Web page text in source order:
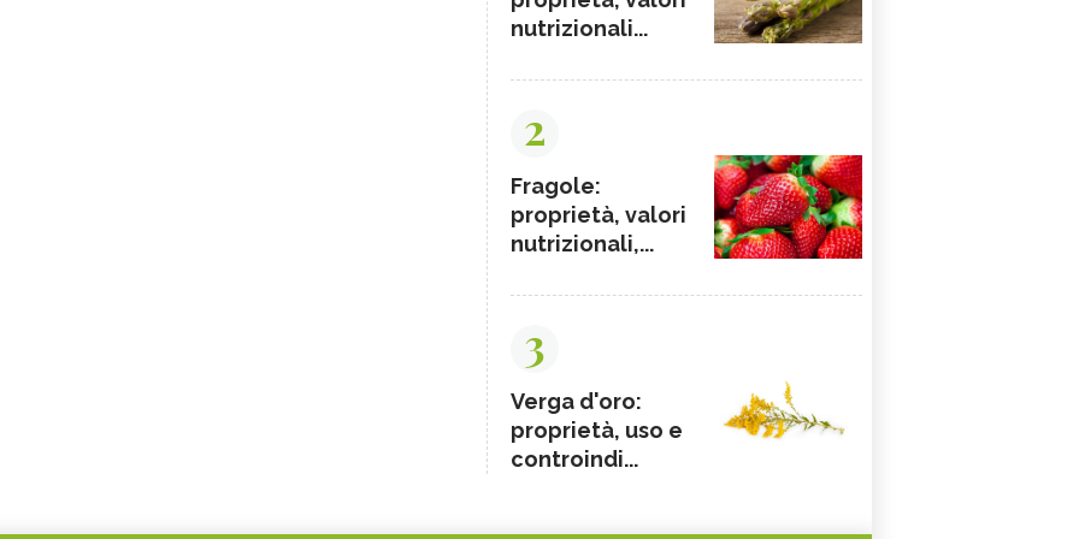
nutrizionali...
2
Fragole:
proprietà, valori
nutrizionali,...
3
Verga d'oro:
proprietà, uso e
controindi...